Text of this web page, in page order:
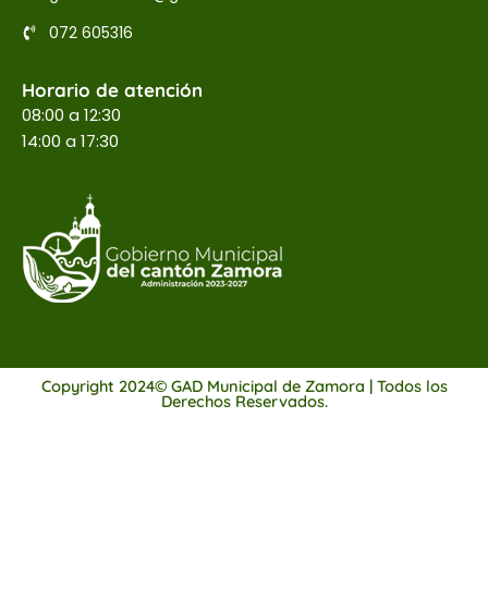
072 605316
Horario de atención
08:00 a 12:30
14:00 a 17:30
Copyright 2024© GAD Municipal de Zamora | Todos los
Derechos Reservados.